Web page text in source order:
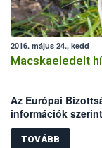
2016. május 24., kedd
Macskaeledelt
Az Európai
információk
egyadagos
mértek.
TOVÁBB